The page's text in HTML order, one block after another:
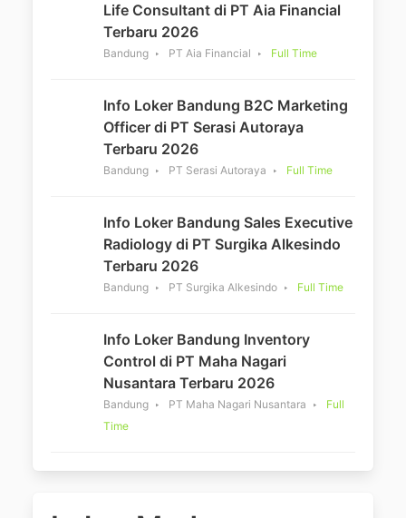
Life Consultant di PT Aia Financial
Terbaru 2026
Bandung PT Aia Financial Full Time
Info Loker Bandung B2C Marketing
Officer di PT Serasi Autoraya
Terbaru 2026
Bandung PT Serasi Autoraya Full Time
Info Loker Bandung Sales Executive
Radiology di PT Surgika Alkesindo
Terbaru 2026
Bandung PT Surgika Alkesindo Full Time
Info Loker Bandung Inventory
Control di PT Maha Nagari
Nusantara Terbaru 2026
Bandung PT Maha Nagari Nusantara
Full
Time